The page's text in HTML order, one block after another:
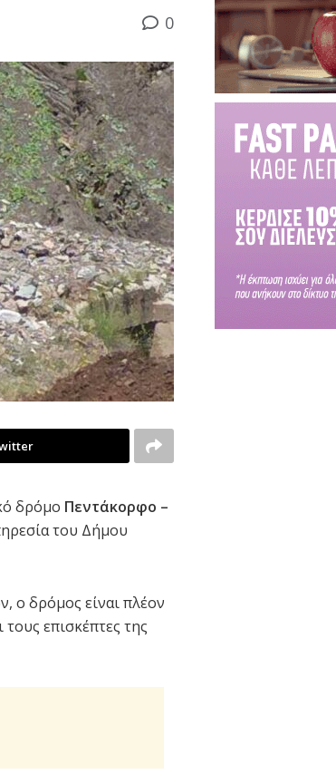
0
δρόμο Πεντάκορφο –
του Δήμου
ο δρόμος είναι πλέον
επισκέπτες της